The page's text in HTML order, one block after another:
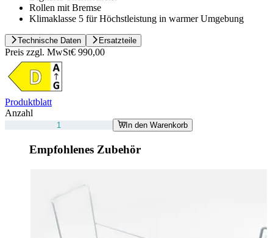
Rollen mit Bremse
Klimaklasse 5 für Höchstleistung in warmer Umgebung
Technische Daten Ersatzteile
Preis zzgl. MwSt€ 990,00
Produktblatt
Anzahl
In den Warenkorb
Empfohlenes Zubehör